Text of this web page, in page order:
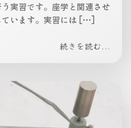
実習です。座学と関連させ
ています。実習には […]
続きを読む...